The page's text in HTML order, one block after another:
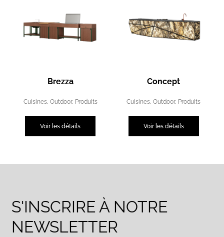
Brezza
Cuisines, Outdoor, Produits
Voir les détails
Concept
Cuisines,Outdoor, Produits
Voir les détails
S'INSCRIRE À NOTRE
NEWSLETTER